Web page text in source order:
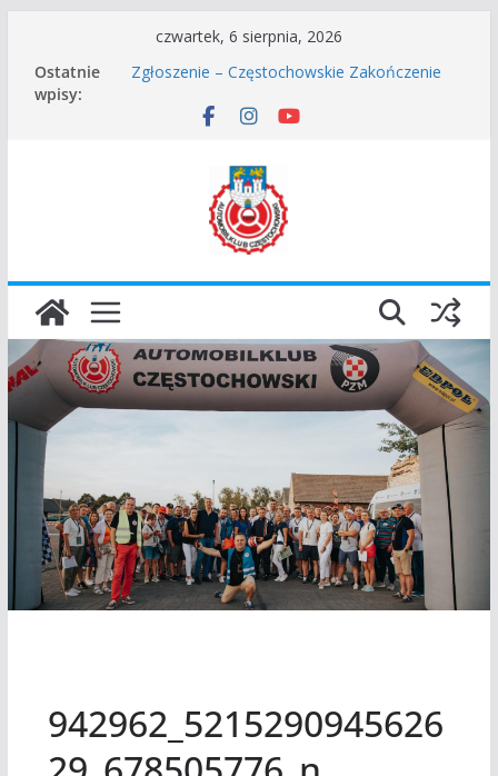
treści
czwartek, 6 sierpnia, 2026
Ostatnie
wpisy:
Częstochowskie Rozpoczęcie Sezonu 2026
Zgłoszenie – Częstochowskie Zakończenie
Sezonu 2025
45 Rajd Częstochowski zostaje odwołany.
I Gliwicki Classic Sprint o Puchar Prezydenta
Miasta Gliwice
942962_5215290945626